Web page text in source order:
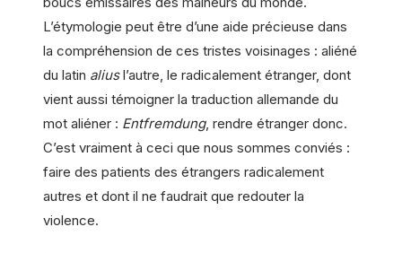
L’étymologie peut être d’une aide précieuse dans
la compréhension de ces tristes voisinages : aliéné
du latin aliusl’autre, le radicalement étranger, dont
vient aussi témoigner la traduction allemande du
mot aliéner : Entfremdung, rendre étranger donc.
C’est vraiment à ceci que nous sommes conviés :
faire des patients des étrangers radicalement
autres et dont il ne faudrait que redouter la
violence.